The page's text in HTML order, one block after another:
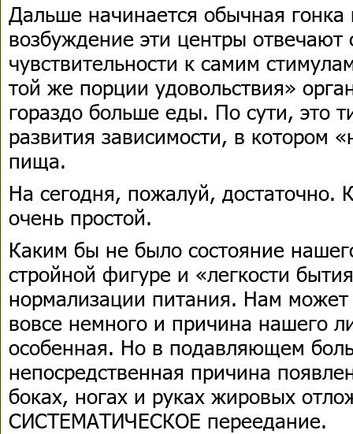
Дальше начинается обычная гонка
возбуждение эти центры
чувствительности к самим
той же порции удовольствия»
гораздо больше еды. По сути, это
развития зависимости, в котором
пища.
На сегодня, пожалуй, достаточно.
очень простой.
Каким бы не было состояние
стройной фигуре и «легкости
нормализации питания. Нам
вовсе немного и причина нашего
особенная. Но в подавляющем
непосредственная причина
боках, ногах и руках жировых
СИСТЕМАТИЧЕСКОЕ переедание.